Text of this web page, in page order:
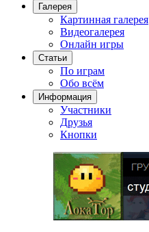
Галерея
Картинная галерея
Видеогалерея
Онлайн игры
Статьи
По играм
Обо всём
Информация
Участники
Друзья
Кнопки